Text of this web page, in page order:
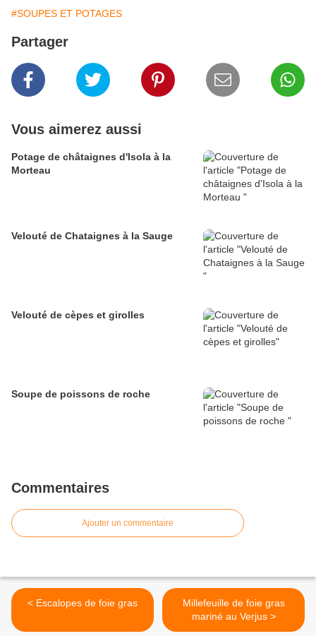
#SOUPES ET POTAGES
Partager
Vous aimerez aussi
Potage de châtaignes d'Isola à la
Morteau
Velouté de Chataignes à la Sauge
Velouté de cèpes et girolles
Soupe de poissons de roche
Commentaires
Ajouter un commentaire
< Escalopes de foie gras
Millefeuille de foie gras
mariné au Verjus >